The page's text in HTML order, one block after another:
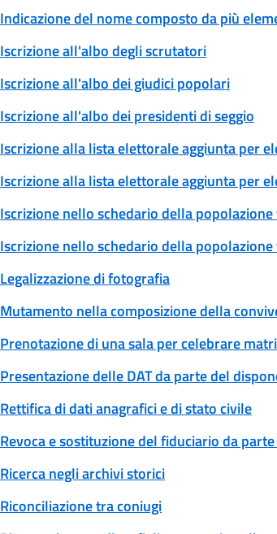
Indicazione del nome composto da più
Iscrizione all'albo degli scrutatori
Iscrizione all'albo dei giudici popolari
Iscrizione all'albo dei presidenti di seggio
Iscrizione alla lista elettorale aggiunta per
Iscrizione alla lista elettorale aggiunta per
Iscrizione nello schedario della
Iscrizione nello schedario della
Legalizzazione di fotografia
Mutamento nella composizione della
Prenotazione di una sala per celebrare
Presentazione delle DAT da parte del
Rettifica di dati anagrafici e di stato civile
Revoca e sostituzione del fiduciario da
Ricerca negli archivi storici
Riconciliazione tra coniugi